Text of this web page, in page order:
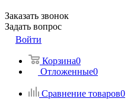
Заказать звонок
Задать вопрос
Войти
Корзина0
Отложенные0
Сравнение товаров0